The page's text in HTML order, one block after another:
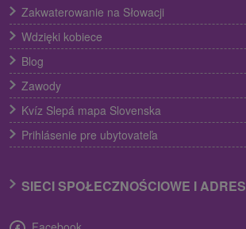
Zakwaterowanie na Słowacji
Wdzięki kobiece
Blog
Zawody
Kvíz Slepá mapa Slovenska
Prihlásenie pre ubytovateľa
SIECI SPOŁECZNOŚCIOWE I ADRES